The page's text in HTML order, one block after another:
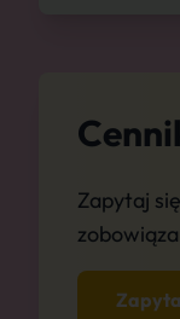
Zapytaj